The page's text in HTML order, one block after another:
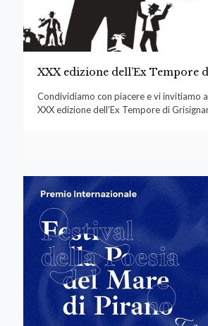
XXX edizione dell’Ex Tempore
Condividiamo con piacere e vi invitiamo
XXX edizione dell’Ex Tempore di